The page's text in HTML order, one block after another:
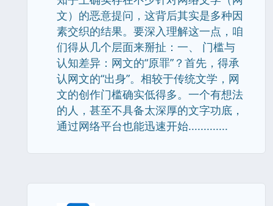
文）的恶意提问，这背后其实是多种因
素交织的结果。要深入理解这一点，咱
们得从几个层面来掰扯：一、 门槛与
认知差异：网文的“原罪”？首先，得承
认网文的“出身”。相较于传统文学，网
文的创作门槛确实低得多。一个有想法
的人，甚至不具备太深厚的文字功底，
通过网络平台也能迅速开始.............